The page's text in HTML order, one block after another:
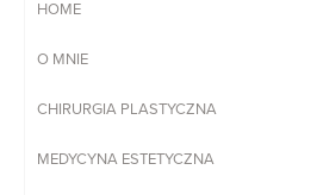
HOME
O MNIE
CHIRURGIA PLASTYCZNA
MEDYCYNA ESTETYCZNA